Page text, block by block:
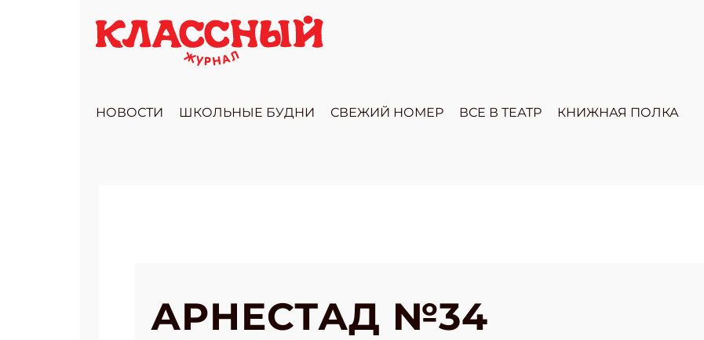
НОВОСТИ ШКОЛЬНЫЕ БУДНИ СВЕЖИЙ НОМЕР ВСЕ В ТЕАТР КНИЖНАЯ ПОЛКА
АРНЕСТАД №34